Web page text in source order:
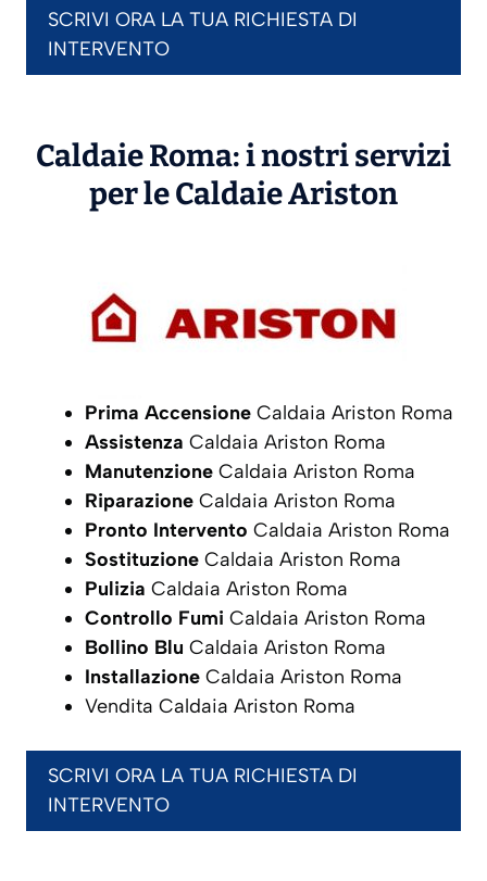
SCRIVI ORA LA TUA RICHIESTA DI
INTERVENTO
Caldaie Roma: i nostri servizi
per le CaldaieAriston
Prima Accensione Caldaia Ariston Roma
Assistenza Caldaia Ariston Roma
Manutenzione Caldaia Ariston Roma
Riparazione Caldaia Ariston Roma
Pronto Intervento Caldaia Ariston Roma
Sostituzione Caldaia Ariston Roma
Pulizia Caldaia Ariston Roma
Controllo Fumi Caldaia Ariston Roma
Bollino Blu Caldaia Ariston Roma
Installazione Caldaia Ariston Roma
Vendita Caldaia Ariston Roma
SCRIVI ORA LA TUA RICHIESTA DI
INTERVENTO